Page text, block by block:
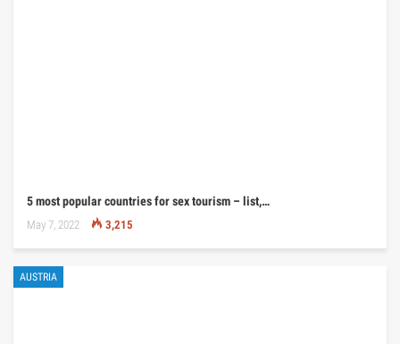
5 most popular countries for sex tourism – list,…
May 7, 2022 3,215
AUSTRIA